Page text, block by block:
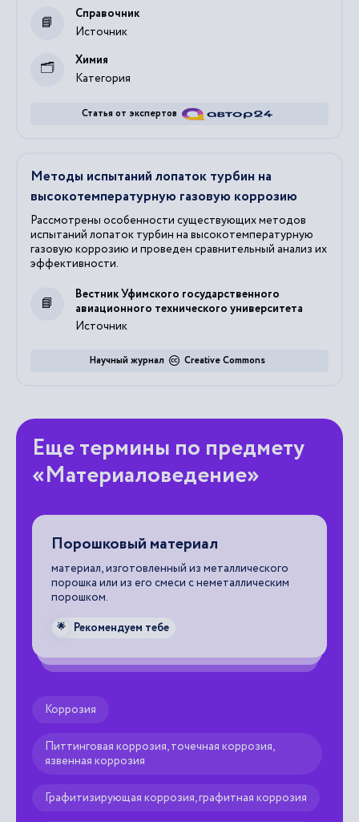
Источник
Справочник
Категория
Химия
Статья от экспертов
Методы испытаний лопаток турбин на
высокотемпературную газовую коррозию
Рассмотрены особенности существующих методов
испытаний лопаток турбин на высокотемпературную
газовую коррозию и проведен сравнительный анализ их
эффективности.
Источник
Вестник Уфимского государственного
авиационного технического университета
Creative Commons
Научный журнал
Еще термины по предмету
«Материаловедение»
Порошковый материал
материал, изготовленный из металлического
порошка или из его смеси с неметаллическим
порошком.
🌟 Рекомендуем тебе
Коррозия
Питтинговая коррозия, точечная коррозия,
язвенная коррозия
Графитизирующая коррозия, графитная коррозия